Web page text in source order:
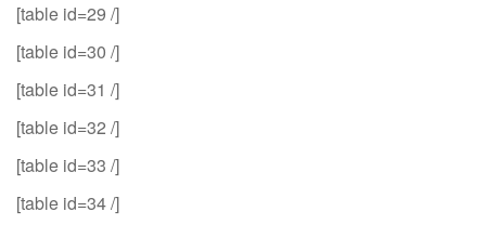
[table id=29 /]
[table id=30 /]
[table id=31 /]
[table id=32 /]
[table id=33 /]
[table id=34 /]